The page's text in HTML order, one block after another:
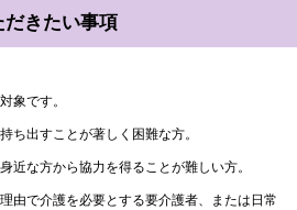
だきたい事項
象です。
出すことが著しく困難な方。
な方から協力を得ることが難しい方。
で介護を必要とする要介護者、または日常